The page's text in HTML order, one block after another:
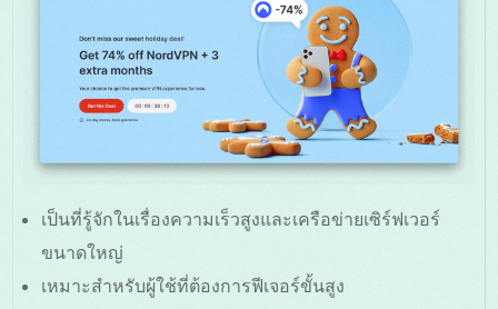
เป็นที่รู้จักในเรื่องความเร็วสูงและเครือข่ายเซิร์ฟเวอร์
ขนาดใหญ่
เหมาะสำหรับผู้ใช้ที่ต้องการฟีเจอร์ขั้นสูง